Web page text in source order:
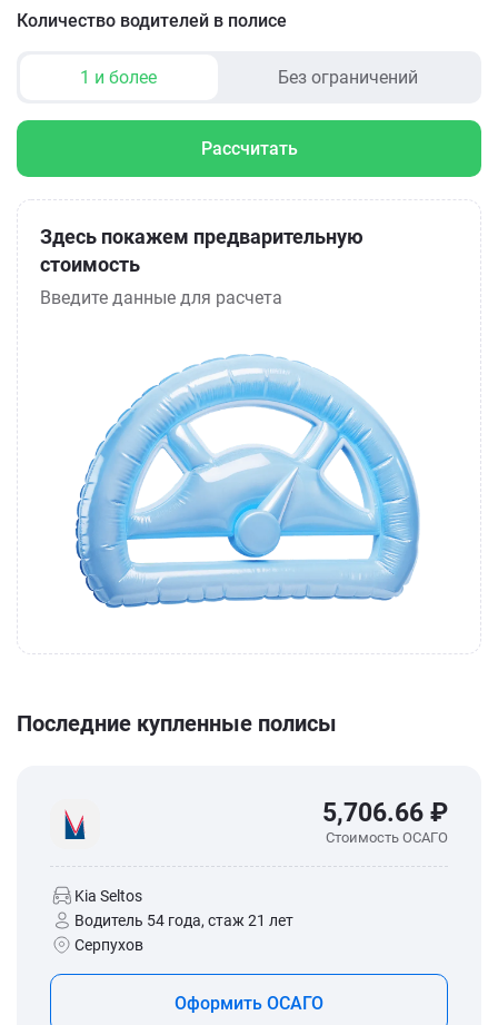
Количество водителей в полисе
1 и более Без ограничений
Рассчитать
Здесь покажем предварительную
стоимость
Введите данные для расчета
Последние купленные полисы
5,706.66 ₽
Стоимость ОСАГО
Kia Seltos
Водитель 54 года, стаж 21 лет
Серпухов
Оформить ОСАГО